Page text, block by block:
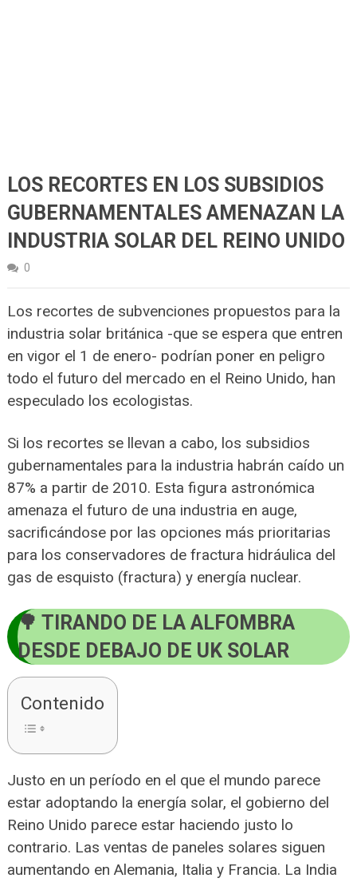
LOS RECORTES EN LOS SUBSIDIOS
GUBERNAMENTALES AMENAZAN LA
INDUSTRIA SOLAR DEL REINO UNIDO
0
Los recortes de subvenciones propuestos para la
industria solar británica -que se espera que entren
en vigor el 1 de enero- podrían poner en peligro
todo el futuro del mercado en el Reino Unido, han
especulado los ecologistas.
Si los recortes se llevan a cabo, los subsidios
gubernamentales para la industria habrán caído un
87% a partir de 2010. Esta figura astronómica
amenaza el futuro de una industria en auge,
sacrificándose por las opciones más prioritarias
para los conservadores de fractura hidráulica del
gas de esquisto (fractura) y energía nuclear.
TIRANDO DE LA ALFOMBRA
DESDE DEBAJO DE UK SOLAR
Contenido
Justo en un período en el que el mundo parece
estar adoptando la energía solar, el gobierno del
Reino Unido parece estar haciendo justo lo
contrario. Las ventas de paneles solares siguen
aumentando en Alemania, Italia y Francia. La India